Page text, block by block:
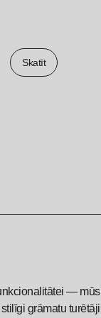
Skatīt
—
grāmatu